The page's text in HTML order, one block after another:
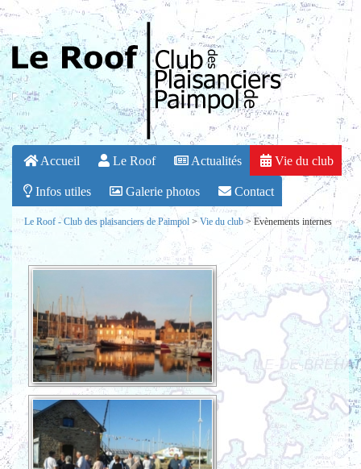
Accueil Le Roof Actualités Vie du club
Infos utiles Galerie photos Contact
Le Roof - Club des plaisanciers de Paimpol > Vie du club>Evènements internes